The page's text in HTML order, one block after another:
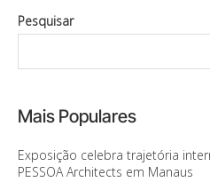
Pesquisar
Mais Populares
Exposição celebra trajetória
PESSOA Architects em Manaus